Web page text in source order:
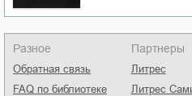
Разное
Обратная связь
FAQ по библиотеке
Партнеры
Литрес
Литрес